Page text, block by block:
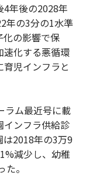
4年後の2028年
年の3分の1水準
化の影響で保
速化する悪循環
児インフラと
ラム最近号に載
インフラ供給診
は2018年の3万9
減少し、幼稚
。